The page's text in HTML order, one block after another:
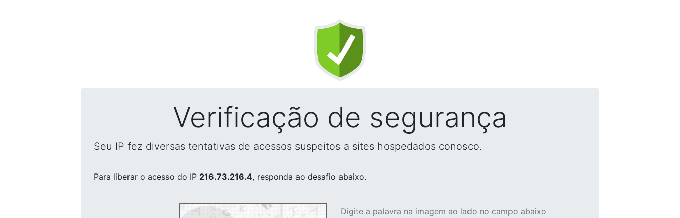
Verificação de segurança
Seu IP fez diversas tentativas de acessos suspeitos a sites hospedados conosco.
Para liberar o acesso do IP 216.73.216.4, responda ao desafio abaixo.
Digite a palavra na imagem ao lado no campo abaixo